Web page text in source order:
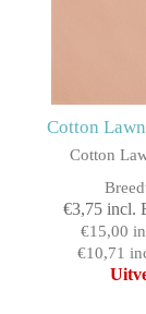
Cotton
Cotton
€3,75 incl.
€15,00
€10,71